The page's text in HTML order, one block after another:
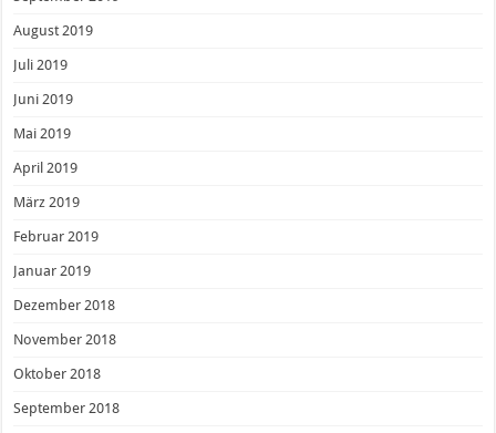
August 2019
Juli 2019
Juni 2019
Mai 2019
April 2019
März 2019
Februar 2019
Januar 2019
Dezember 2018
November 2018
Oktober 2018
September 2018